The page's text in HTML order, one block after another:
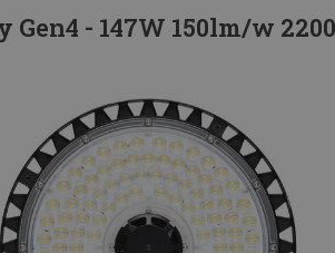
Gen4 - 147W 150lm/w